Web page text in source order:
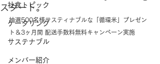
社食トピック
ケータリング
サステナブル
メンバー紹介
スタート。
抽選500名様サスティナブルな「循環米」プレゼン
ト＆3ヶ月間 配送手数料無料キャンペーン実施